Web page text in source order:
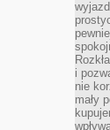
i
nie
mały